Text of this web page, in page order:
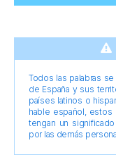
Todos las palabras
de España y sus
países latinos o
hable español, estos
tengan un
por las demás